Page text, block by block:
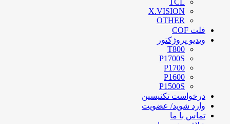
TCL
X.VISION
OTHER
فلت COF
ویدیو پروژکتور
T800
P1700S
P1700
P1600
P1500S
درخواست تکنیسین
وارد شوید/ عضویت
تماس با ما